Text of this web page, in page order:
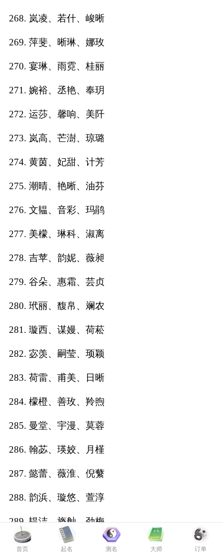
268. 岚凌、若什、峻晰
269. 萍斐、晰琳、娜玫
270. 宴琳、雨霓、桂丽
271. 婉裕、丞艳、奉玥
272. 运莎、馨响、美阡
273. 岚高、芒澍、琼璐
274. 黄茵、妃甜、计芳
275. 潮晴、艳晰、油芬
276. 文韫、音彩、玛鹃
277. 美檬、琳科、淑离
278. 吉苹、韵妮、薇昶
279. 谷朵、惠霜、芸贞
280. 玳丽、馥帛、斓农
281. 璇西、谋嫚、荷菘
282. 宓羡、嗣莹、顼颖
283. 荷雷、甫美、日晰
284. 檬橙、善玫、羚煦
285. 曼堂、宇漫、莫蓉
286. 翰苾、瑛姣、月槿
287. 懿蕾、薇淮、倪蘩
288. 韵浜、璇悠、萱淳
289. 韫洁、旖舢、劲梅
290. 宋依、炽莹、靓娥
首页 起名 测名 大师 订单